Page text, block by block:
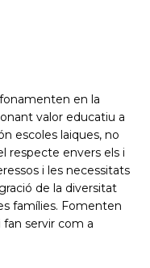
en la
valor educatiu a
escoles laiques, no
respecte envers els i
i les necessitats
de la diversitat
famílies. Fomenten
servir com a